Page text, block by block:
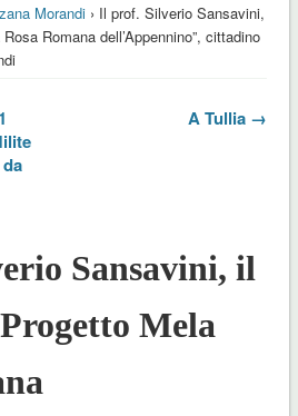
Morandi› Il prof. Silverio Sansavini,
Romana dell’Appennino”, cittadino
A Tullia →
Sansavini, il
Mela